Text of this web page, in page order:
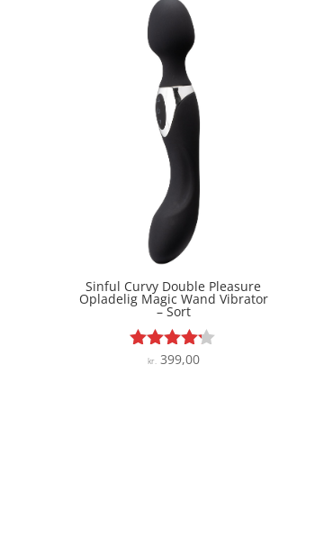
Sinful Curvy Double Pleasure
Opladelig Magic Wand Vibrator
– Sort
Vurderet
kr.399,00